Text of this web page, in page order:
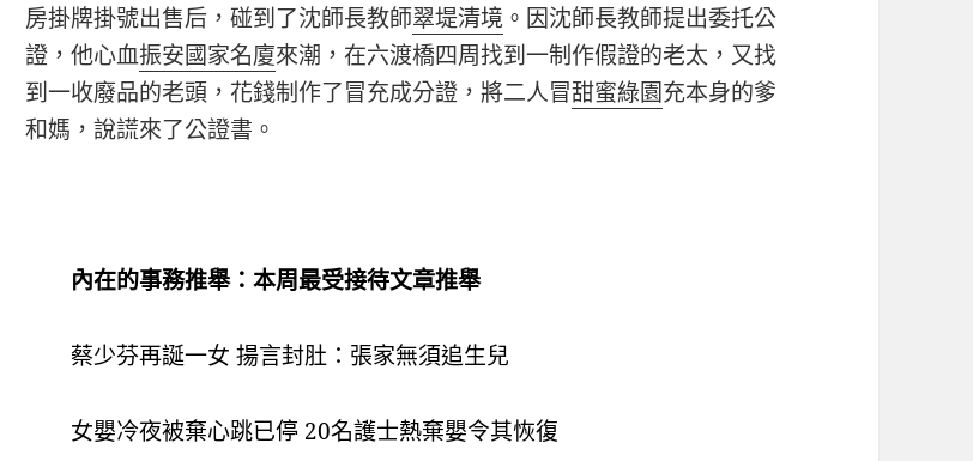
房掛牌掛號出售后，碰到了沈師長教師翠堤清境 。因沈師長教師提出委托公
證，他心血振安國家名廈來潮，在六渡橋四周找到一制作假證的老太，又找
到一收廢品的老頭，花錢制作了冒充成分證，將二人冒甜蜜綠園充本身的爹
和媽，說謊來了公證書。
內在的事務推舉：本周最受接待文章推舉
蔡少芬再誕一女 揚言封肚：張家無須追生兒
女嬰冷夜被棄心跳已停 20名護士熱棄嬰令其恢復